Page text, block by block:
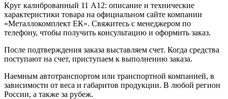
Круг калиброванный 11 А12: описание и технические
характеристики товара на официальном сайте компании
«Металлокомплект ЕК». Свяжитесь с менеджером по
телефону, чтобы получить консультацию и оформить заказ.
После подтверждения заказа выставляем счет. Когда средства
поступают на счет, приступаем к выполнению заказа.
Наемным автотранспортом или транспортной компанией, в
зависимости от веса и габаритов продукции. В любой регион
России, а также за рубеж.